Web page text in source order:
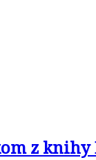
z knihy